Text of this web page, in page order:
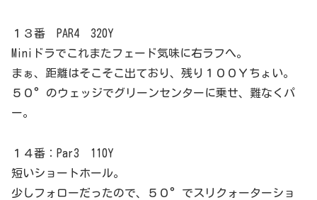
１３番 PAR4 320Y
Miniドラでこれまたフェード気味に右ラフへ。
まぁ、距離はそこそこ出ており、残り１００Ｙちょい。
５０°のウェッジでグリーンセンターに乗せ、難なくパ
ー。
１４番：Par3 110Y
短いショートホール。
少しフォローだったので、５０°でスリクォーターショ